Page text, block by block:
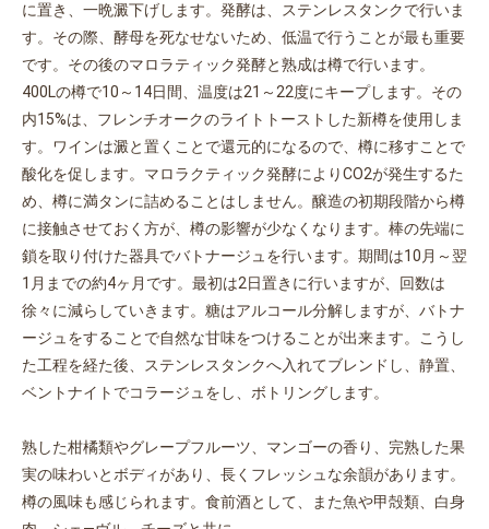
に置き、一晩澱下げします。発酵は、ステンレスタンクで行いま
す。その際、酵母を死なせないため、低温で行うことが最も重要
です。その後のマロラティック発酵と熟成は樽で行います。
400Lの樽で10～14日間、温度は21～22度にキープします。その
内15%は、フレンチオークのライトトーストした新樽を使用しま
す。ワインは澱と置くことで還元的になるので、樽に移すことで
酸化を促します。マロラクティック発酵によりCO2が発生するた
め、樽に満タンに詰めることはしません。醸造の初期段階から樽
に接触させておく方が、樽の影響が少なくなります。棒の先端に
鎖を取り付けた器具でバトナージュを行います。期間は10月～翌
1月までの約4ヶ月です。最初は2日置きに行いますが、回数は
徐々に減らしていきます。糖はアルコール分解しますが、バトナ
ージュをすることで自然な甘味をつけることが出来ます。こうし
た工程を経た後、ステンレスタンクへ入れてブレンドし、静置、
ベントナイトでコラージュをし、ボトリングします。
熟した柑橘類やグレープフルーツ、マンゴーの香り、完熟した果
実の味わいとボディがあり、長くフレッシュな余韻があります。
樽の風味も感じられます。食前酒として、また魚や甲殻類、白身